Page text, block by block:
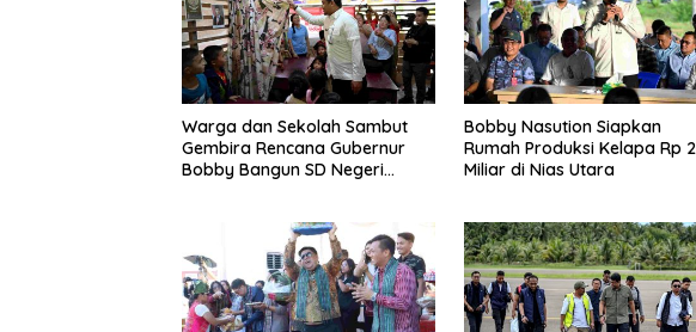
Warga dan Sekolah Sambut
Gembira Rencana Gubernur
Bobby Bangun SD Negeri
Bobby Nasution Siapkan
Rumah Produksi Kelapa Rp 2
Miliar di Nias Utara